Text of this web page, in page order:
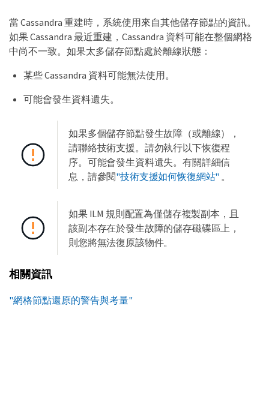
當 Cassandra 重建時，系統使用來自其他儲存節點的資訊。
如果 Cassandra 最近重建，Cassandra 資料可能在整個網格
中尚不一致。如果太多儲存節點處於離線狀態：
某些 Cassandra 資料可能無法使用。
可能會發生資料遺失。
如果多個儲存節點發生故障（或離線），
請聯絡技術支援。請勿執行以下恢復程
序。可能會發生資料遺失。有關詳細信
息，請參閱"技術支援如何恢復網站" 。
如果 ILM 規則配置為僅儲存複製副本，且
該副本存在於發生故障的儲存磁碟區上，
則您將無法復原該物件。
相關資訊
"網格節點還原的警告與考量"